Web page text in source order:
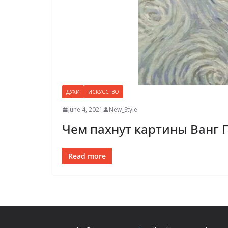
ДУХИ ИСКУССТВО
June 4, 2021 New_Style
Чем пахнут картины Ванг
Read more